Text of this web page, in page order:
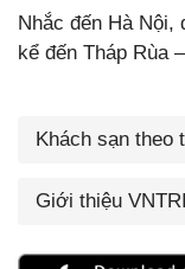
Nhắc đến Hà Nội,
kể đến Tháp Rùa
Khách sạn theo
Giới thiệu